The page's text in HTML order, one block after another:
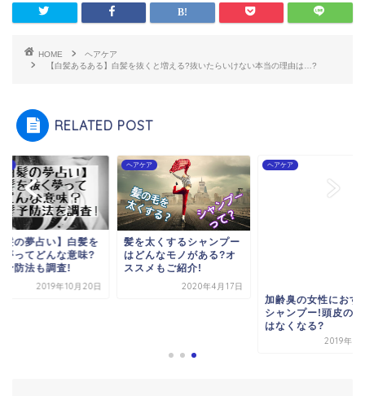
HOME
ヘアケア
【白髪あるある】白髪を抜くと増える?抜いたらいけない本当の理由は…?
RELATED POST
髪の夢占い】白髪を
夢ってどんな意味?
予防法も調査!
2019年10月20日
ヘアケア
髪を太くするシャンプー
はどんなモノがある?オ
ススメもご紹介!
2020年4月17日
ヘアケア
加齢臭の女性におす
シャンプー!頭皮の
はなくなる?
2019年1